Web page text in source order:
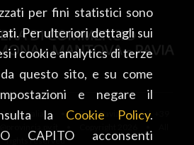
per fini statistici sono
Per ulteriori dettagli sui
i cookie analytics di terze
questo sito, e su come
e negare il
la Cookie Policy.
CAPITO acconsenti
lombarda, ma rappresenta
della cultura agricola
Visitare il territorio di Voghera
questa eccellenza, frutto
locali e di un ambiente
oggi, continua a regalarle
e inconfondibili.
Piazza Italia, 2 • 27100 Pavia • tel. +39
rights reserved